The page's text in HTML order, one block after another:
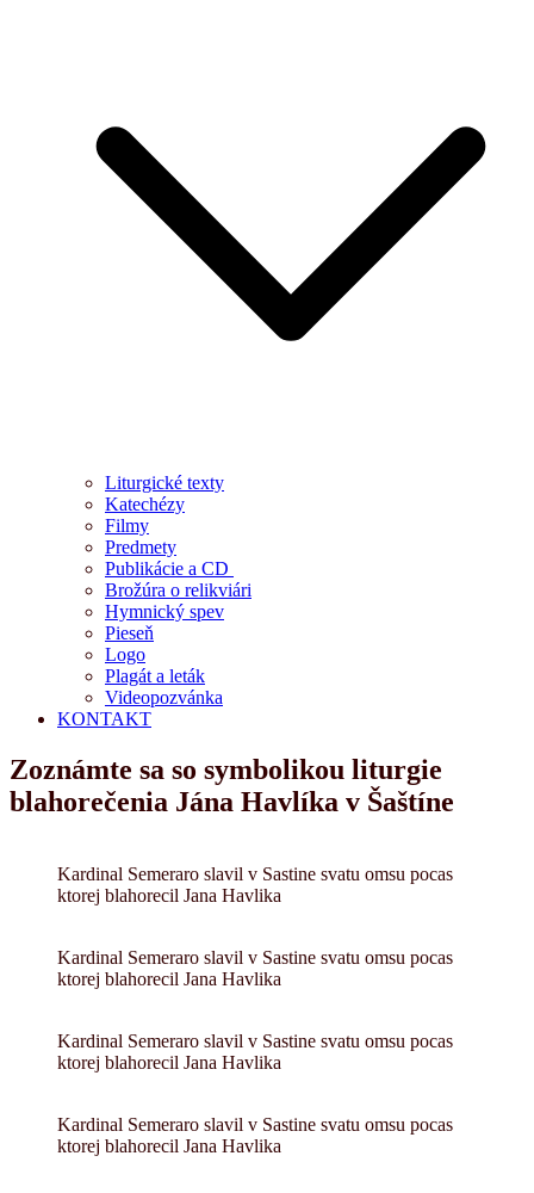
Liturgické texty
Katechézy
Filmy
Predmety
Publikácie a CD
Brožúra o relikviári
Hymnický spev
Pieseň
Logo
Plagát a leták
Videopozvánka
KONTAKT
Zoznámte sa so symbolikou liturgie
blahorečenia Jána Havlíka v Šaštíne
Kardinal Semeraro slavil v Sastine svatu omsu pocas
ktorej blahorecil Jana Havlika
Kardinal Semeraro slavil v Sastine svatu omsu pocas
ktorej blahorecil Jana Havlika
Kardinal Semeraro slavil v Sastine svatu omsu pocas
ktorej blahorecil Jana Havlika
Kardinal Semeraro slavil v Sastine svatu omsu pocas
ktorej blahorecil Jana Havlika